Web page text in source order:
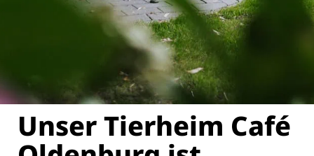
Unser Tierheim Café